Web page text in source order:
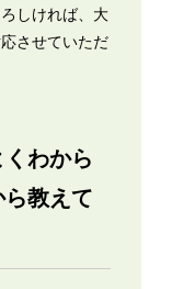
しければ、大
させていただ
わから
教えて